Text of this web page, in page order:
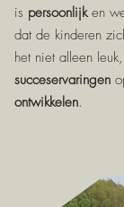
is persoonlijken
dat de kinderen
het niet alleen
succeservaringen
ontwikkelen.